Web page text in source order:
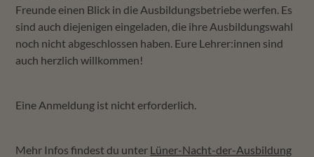
Suchen
Freunde einen Blick in die Ausbildungsbetriebe werfen. Es
sind auch diejenigen eingeladen, die ihre Ausbildungswahl
noch nicht abgeschlossen haben. Eure Lehrer:innen sind
auch herzlich willkommen!
Eine Anmeldung ist nicht erforderlich.
Mehr Infos findest du unter Lüner-Nacht-der-Ausbildung